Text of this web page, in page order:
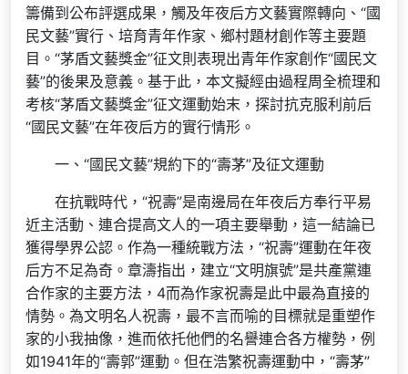
籌備到公布評選成果，觸及年夜后方文藝實際轉向、“國
民文藝”實行、培育青年作家、鄉村題材創作等主要題
目。“茅盾文藝獎金”征文則表現出青年作家創作“國民文
藝”的後果及意義。基于此，本文擬經由過程周全梳理和
考核“茅盾文藝獎金”征文運動始末，探討抗克服利前后
“國民文藝”在年夜后方的實行情形。
一、“國民文藝”規約下的“壽茅”及征文運動
在抗戰時代，“祝壽”是南邊局在年夜后方奉行平易
近主活動、連合提高文人的一項主要舉動，這一結論已
獲得學界公認。作為一種統戰方法，“祝壽”運動在年夜
后方不足為奇。章濤指出，建立“文明旗號”是共產黨連
合作家的主要方法，4而為作家祝壽是此中最為直接的
情勢。為文明名人祝壽，最不言而喻的目標就是重塑作
家的小我抽像，進而依托他們的名譽連合各方權勢，例
如1941年的“壽郭”運動。但在浩繁祝壽運動中，“壽茅”